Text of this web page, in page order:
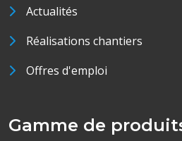
Actualités
Réalisations chantiers
Offres d'emploi
Gamme de